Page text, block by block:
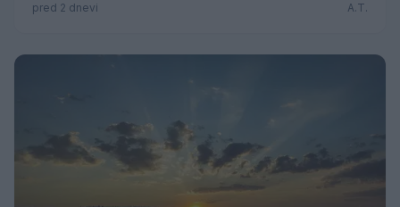
Pongracu, v Veliki Pirešici, v Marija Reki, v Ložnici pri
pred 2 dnevi A.T.